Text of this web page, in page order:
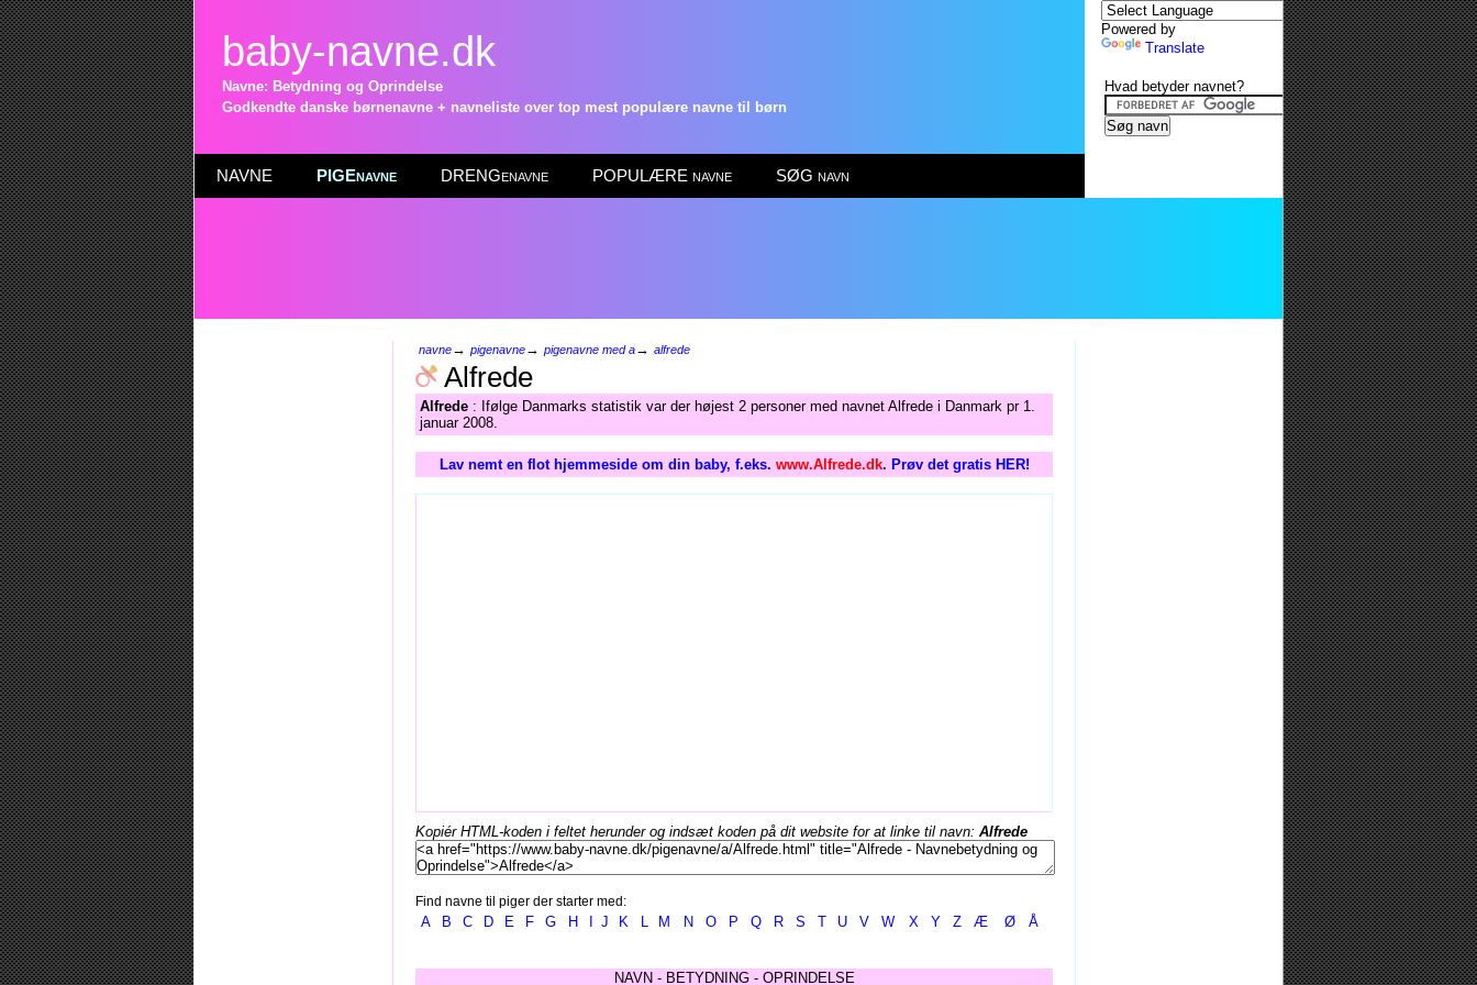
baby-navne.dk
Navne: Betydning og Oprindelse
Godkendte danske børnenavne + navneliste over top mest populære navne til børn
NAVNE PIGEnavne DRENGenavne POPULÆRE navne SØG navn
navne→ pigenavne→ pigenavne med a→ alfrede
Alfrede
Alfrede : Ifølge Danmarks statistik var der højest 2 personer med navnet Alfrede i Danmark pr 1.
januar 2008.
Lav nemt en flot hjemmeside om din baby, f.eks. www.Alfrede.dk. Prøv det gratis HER!
Kopiér HTML-koden i feltet herunder og indsæt koden på dit website for at linke til navn: Alfrede
Find navne til piger der starter med:
A B C D E F G H J K L M N O P Q R S T U V W X Y Z Æ Ø Å
NAVN - BETYDNING - OPRINDELSE
Powered by
Translate
Hvad betyder navnet?